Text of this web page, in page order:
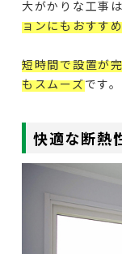
大がかりな工事
ョンにもおすす
短時間で設置が
もスムーズです。
快適な断熱